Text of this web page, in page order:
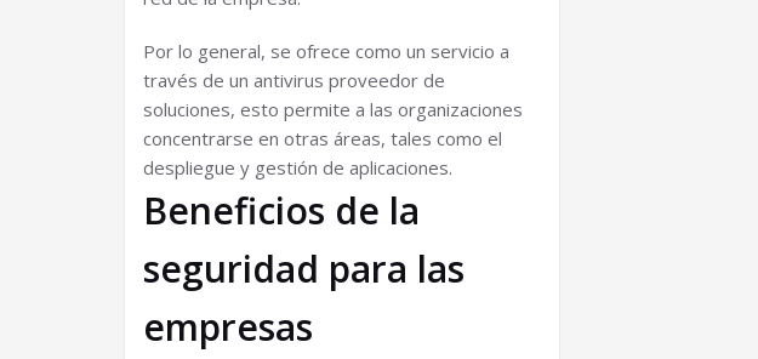
Por lo general, se ofrece como un servicio a
través de un antivirus proveedor de
soluciones, esto permite a las organizaciones
concentrarse en otras áreas, tales como el
despliegue y gestión de aplicaciones.
Beneficios de la
seguridad para las
empresas